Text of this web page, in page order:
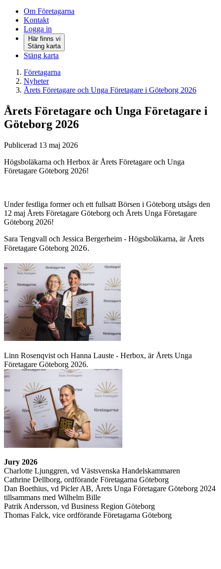
Om Företagarna
Kontakt
Logga in
Här finns vi
Stäng karta
Stäng karta
Företagarna
Nyheter
Årets Företagare och Unga Företagare i Göteborg 2026
Årets Företagare och Unga Företagare i
Göteborg 2026
Publicerad 13 maj 2026
Högsboläkarna och Herbox är Årets Företagare och Unga
Företagare Göteborg 2026!
Under festliga former och ett fullsatt Börsen i Göteborg utsågs den
12 maj Årets Företagare Göteborg och Årets Unga Företagare
Göteborg 2026!
Sara Tengvall och Jessica Bergerheim - Högsboläkarna, är Årets
Företagare Göteborg 2026.
Linn Rosenqvist och Hanna Lauste - Herbox, är Årets Unga
Företagare Göteborg 2026.
Jury 2026
Charlotte Ljunggren, vd Västsvenska Handelskammaren
Cathrine Dellborg, ordförande Företagarna Göteborg
Dan Boethius, vd Picler AB, Årets Unga Företagare Göteborg 2024
tillsammans med Wilhelm Bille
Patrik Andersson, vd Business Region Göteborg
Thomas Falck, vice ordförande Företagarna Göteborg